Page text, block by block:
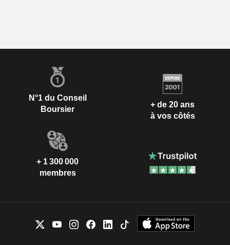
N°1 du Conseil
Boursier
+ de 20 ans
à vos côtés
+ 1 300 000
membres